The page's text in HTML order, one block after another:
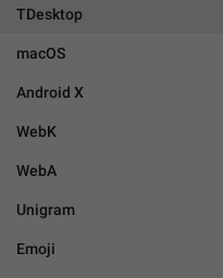
TDesktop
macOS
Android X
WebK
WebA
Unigram
Emoji